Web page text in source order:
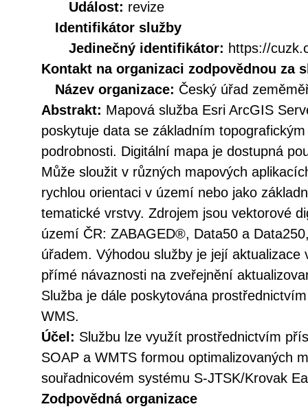
Událost: revize
Identifikátor služby
Jedinečný identifikátor: https://
Kontakt na organizaci zodpovědnou za
Název organizace: Český úřad
Abstrakt: Mapová služba Esri ArcGIS
poskytuje data se základním
podrobnosti. Digitální mapa je dostupná
Může sloužit v různých mapových
rychlou orientaci v území nebo jako
tematické vrstvy. Zdrojem jsou vektorové
území ČR: ZABAGED®, Data50 a
úřadem. Výhodou služby je její aktualizace
přímé návaznosti na zveřejnění
Služba je dále poskytována
WMS.
Účel: Službu lze využít prostřednictvím
SOAP a WMTS formou optimalizovaných
souřadnicovém systému S-JTSK/Krovak
Zodpovědná organizace